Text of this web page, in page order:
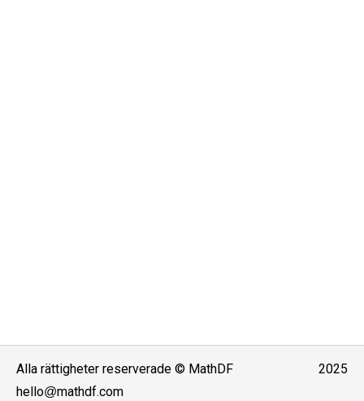
Alla rättigheter reserverade © MathDF
2025
hello@mathdf.com